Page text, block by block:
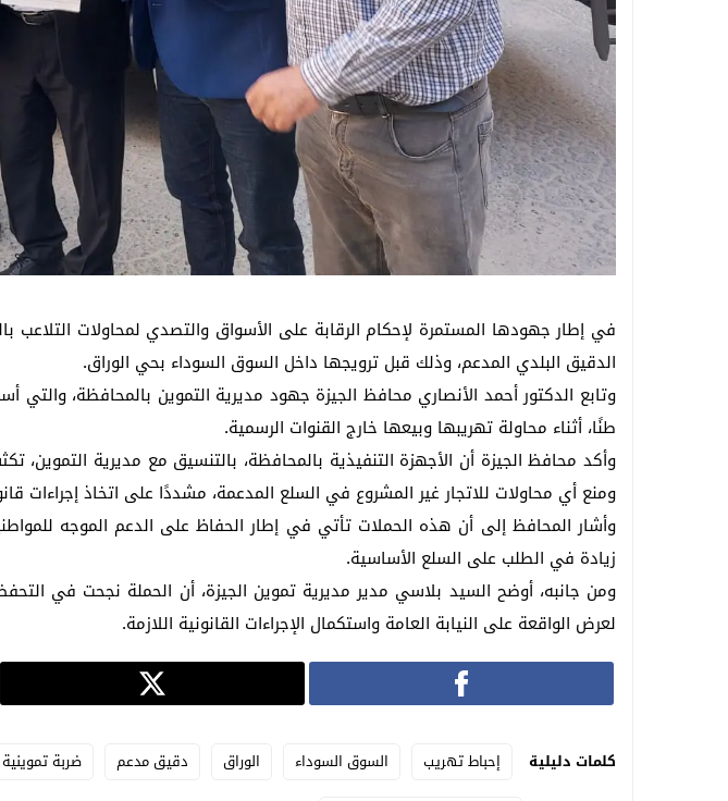
في إطار جهودها المستمرة لإحكام الرقابة على الأسواق والتصدي لمحاولات التلاعب
الدقيق البلدي المدعم، وذلك قبل ترويجها داخل السوق السوداء بحي الوراق.
طنًا، أثناء محاولة تهريبها وبيعها خارج القنوات الرسمية.
وأكد محافظ الجيزة أن الأجهزة التنفيذية بالمحافظة، بالتنسيق مع مديرية التموين،
ومنع أي محاولات للاتجار غير المشروع في السلع المدعمة، مشددًا على اتخاذ إجراءات
وأشار المحافظ إلى أن هذه الحملات تأتي في إطار الحفاظ على الدعم الموجه
زيادة في الطلب على السلع الأساسية.
ومن جانبه، أوضح السيد بلاسي مدير مديرية تموين الجيزة، أن الحملة نجحت في
لعرض الواقعة على النيابة العامة واستكمال الإجراءات القانونية اللازمة.
كلمات دليلية إحباط تهريب السوق السوداء الوراق دقيق مدعم
ضربة تموينية